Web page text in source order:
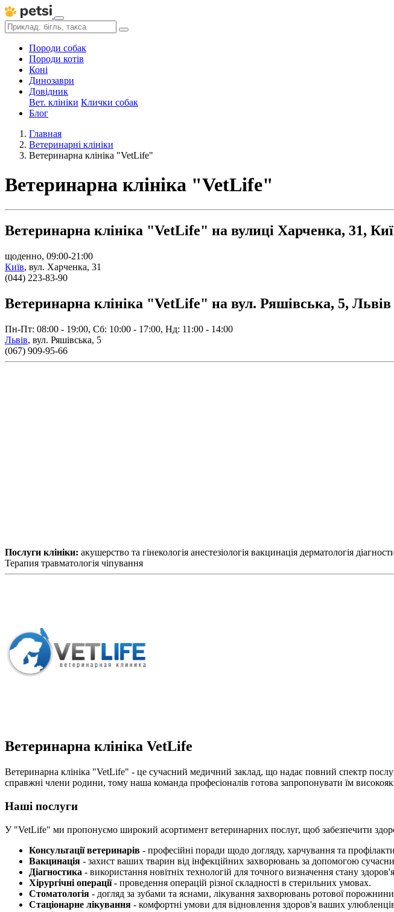
Породи собак
Породи котів
Коні
Динозаври
Довідник
Вет. клініки Клички собак
Блог
Главная
Ветеринарні клініки
Ветеринарна клініка "VetLife"
Ветеринарна клініка "VetLife"
Ветеринарна клініка "VetLife" на вулиці Харченка, 31,
щоденно, 09:00-21:00
Київ, вул. Харченка, 31
(044) 223-83-90
Ветеринарна клініка "VetLife" на вул. Ряшівська, 5, Львів
Пн-Пт: 08:00 - 19:00, Сб: 10:00 - 17:00, Нд: 11:00 - 14:00
Львів, вул. Ряшівська, 5
(067) 909-95-66
Послуги клініки: акушерство та гінекологія анестезіологія вакцинація дерматологія
Терапия травматологія чіпування
Ветеринарна клініка VetLife
Ветеринарна клініка "VetLife" - це сучасний медичний заклад, що надає повний спектр
справжні члени родини, тому наша команда професіоналів готова запропонувати їм
Наші послуги
У "VetLife" ми пропонуємо широкий асортимент ветеринарних послуг, щоб забезпечити
Консультації ветеринарів - професійні поради щодо догляду, харчування та
Вакцинація - захист ваших тварин від інфекційних захворювань за допомогою
Діагностика - використання новітніх технологій для точного визначення стану
Хірургічні операції- проведення операцій різної складності в стерильних умовах.
Стоматологія - догляд за зубами та яснами, лікування захворювань ротової
Стаціонарне лікування - комфортні умови для відновлення здоров'я ваших